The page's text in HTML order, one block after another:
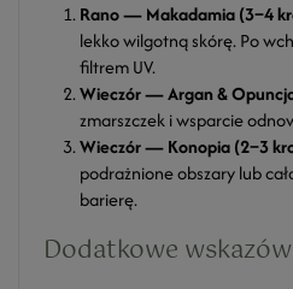
Rano — Makadamia (3–4
lekko wilgotną skórę. Po
filtrem UV.
Wieczór — Argan &
zmarszczek i wsparcie
Wieczór — Konopia (2–3
podrażnione obszary lub
barierę.
Dodatkowe